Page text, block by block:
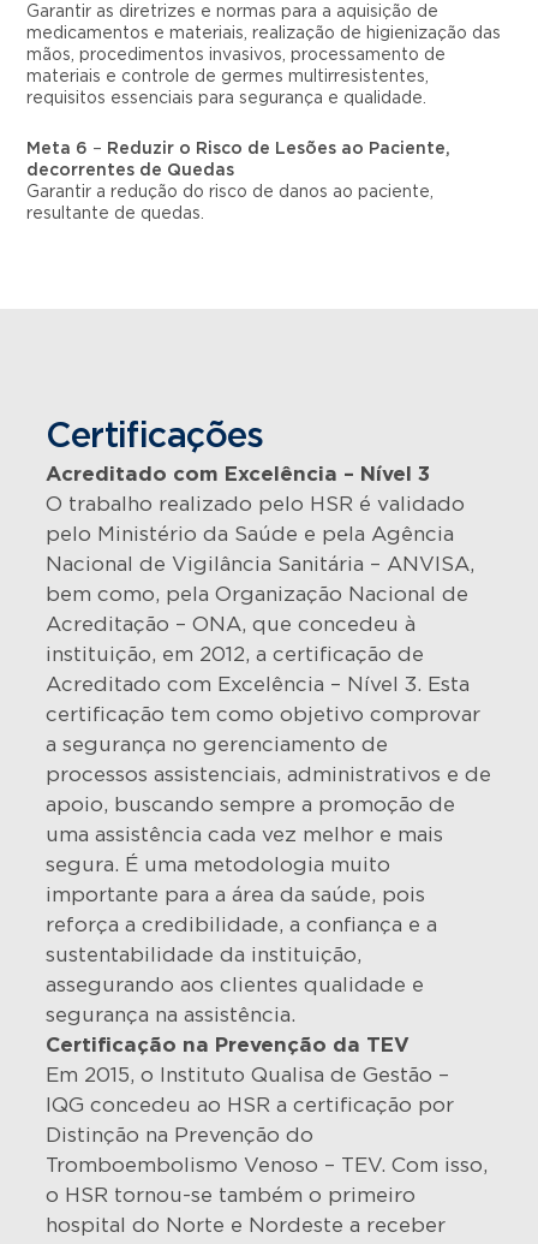
Garantir as diretrizes e normas para a aquisição de
medicamentos e materiais, realização de higienização das
mãos, procedimentos invasivos, processamento de
materiais e controle de germes multirresistentes,
requisitos essenciais para segurança e qualidade.
Meta 6 – Reduzir o Risco de Lesões ao Paciente,
decorrentes de Quedas
Garantir a redução do risco de danos ao paciente,
resultante de quedas.
Certificações
Acreditado com Excelência – Nível 3
O trabalho realizado pelo HSR é validado
pelo Ministério da Saúde e pela Agência
Nacional de Vigilância Sanitária – ANVISA,
bem como, pela Organização Nacional de
Acreditação – ONA, que concedeu à
instituição, em 2012, a certificação de
Acreditado com Excelência – Nível 3. Esta
certificação tem como objetivo comprovar
a segurança no gerenciamento de
processos assistenciais, administrativos e de
apoio, buscando sempre a promoção de
uma assistência cada vez melhor e mais
segura. É uma metodologia muito
importante para a área da saúde, pois
reforça a credibilidade, a confiança e a
sustentabilidade da instituição,
assegurando aos clientes qualidade e
segurança na assistência.
Certificação na Prevenção da TEV
Em 2015, o Instituto Qualisa de Gestão –
IQG concedeu ao HSR a certificação por
Distinção na Prevenção do
Tromboembolismo Venoso – TEV. Com isso,
o HSR tornou-se também o primeiro
hospital do Norte e Nordeste a receber